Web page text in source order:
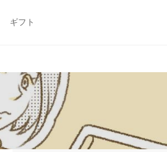
ギフト